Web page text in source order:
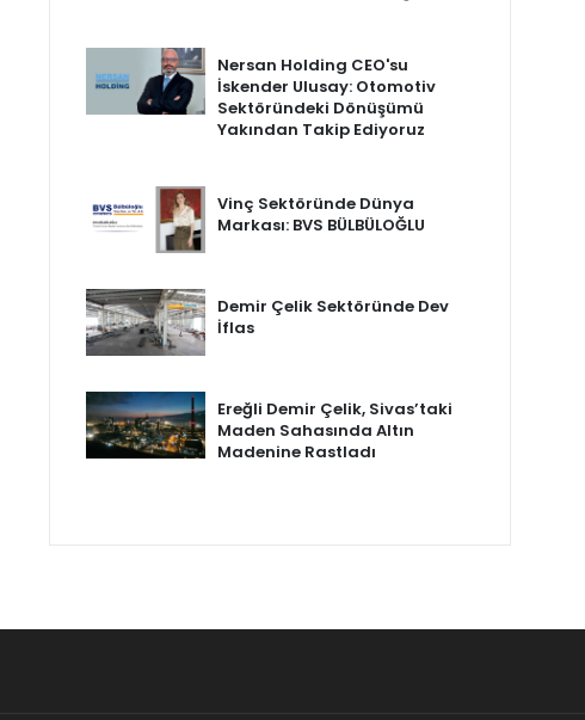
Nersan Holding CEO'su
İskender Ulusay: Otomotiv
Sektöründeki Dönüşümü
Yakından Takip Ediyoruz
Vinç Sektöründe Dünya
Markası: BVS BÜLBÜLOĞLU
Demir Çelik Sektöründe Dev
İflas
Ereğli Demir Çelik, Sivas’taki
Maden Sahasında Altın
Madenine Rastladı